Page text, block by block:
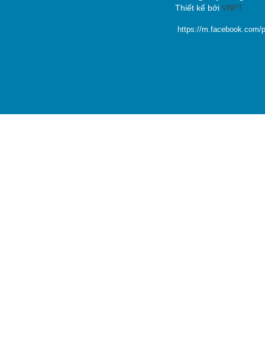
Thiết kế bởi VNPT
https://m.facebook.com/